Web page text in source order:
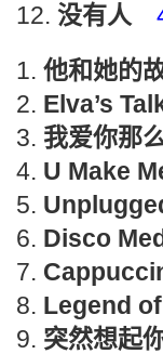
没有人
他和她的
Elva’s
我爱你那
U Make
Disco
Legend
突然想起